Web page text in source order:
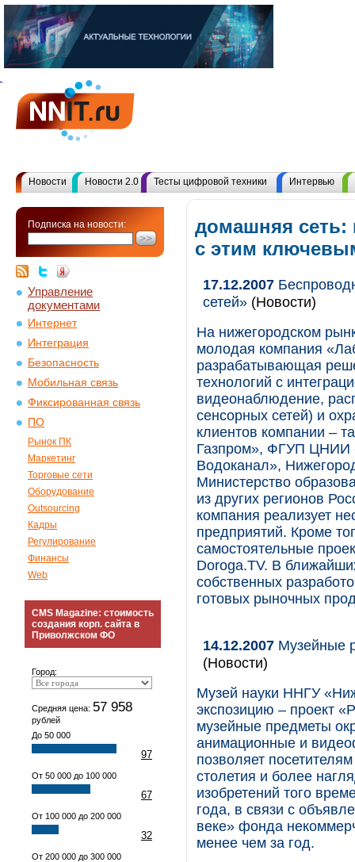
Новости Новости 2.0 Тесты цифровой техники Интервью
Подписка на новости:
Управление
документами
Интернет
Интеграция
Безопасность
Мобильная связь
Фиксированная связь
ПО
Рынок ПК
Маркетинг
Торговые сети
Оборудование
Outsourcing
Кадры
Регулирование
Финансы
Web
CMS Magazine: стоимость
создания корп. сайта в
Приволжском ФО
Город:
Средняя цена: 57 958
рублей
До 50 000
97
От 50 000 до 100 000
67
От 100 000 до 200 000
32
От 200 000 до 300 000
домашняя сеть:
с этим
17.12.2007
сетей» (Новости)
На нижегородском
молодая компания
разрабатывающая
технологий с
видеонаблюдение,
сенсорных сетей) и
клиентов компании –
Газпром», ФГУП ЦНИИ
Водоканал»,
Министерство
из других регионов
компания реализует
предприятий. Кроме
самостоятельные
Doroga.TV. В
собственных
готовых рыночных
14.12.2007 Музейные
(Новости)
Музей науки ННГУ
экспозицию – проект
музейные предметы
анимационные и
позволяет
столетия и более
изобретений того
года, в связи с
веке» фонда
менее чем за год.